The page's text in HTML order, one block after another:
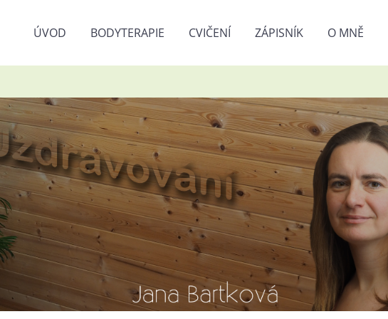
ÚVOD BODYTERAPIE CVIČENÍ ZÁPISNÍK O MNĚ